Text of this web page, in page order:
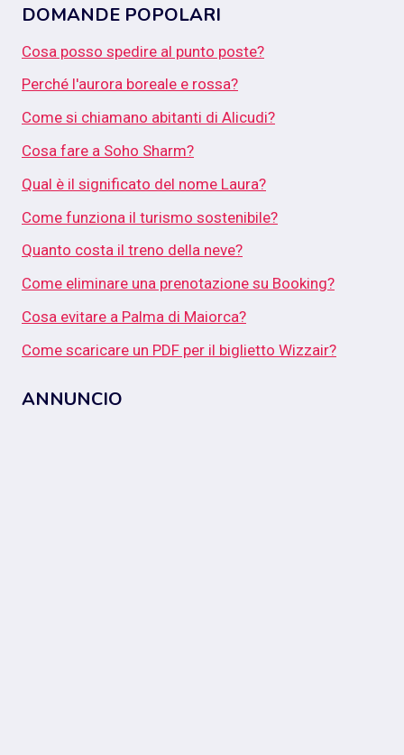
DOMANDE POPOLARI
Cosa posso spedire al punto poste?
Perché l'aurora boreale e rossa?
Come si chiamano abitanti di Alicudi?
Cosa fare a Soho Sharm?
Qual è il significato del nome Laura?
Come funziona il turismo sostenibile?
Quanto costa il treno della neve?
Come eliminare una prenotazione su Booking?
Cosa evitare a Palma di Maiorca?
Come scaricare un PDF per il biglietto Wizzair?
ANNUNCIO